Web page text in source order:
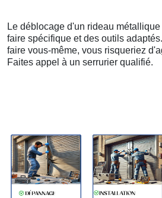
Le déblocage d'un rideau
faire spécifique et des outils
faire vous-même, vous risqueriez
Faites appel à un serrurier qualifié.